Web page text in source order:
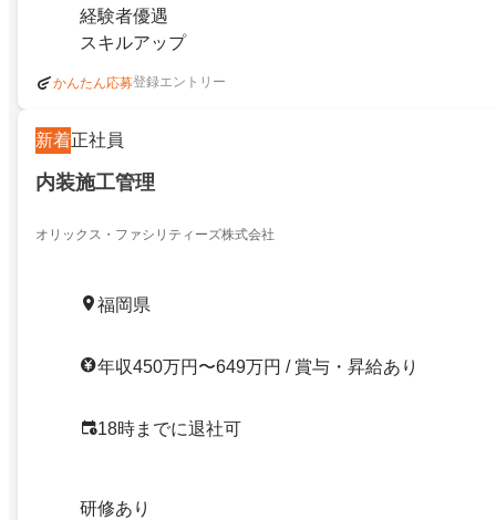
経験者優遇
スキルアップ
かんたん応募登録エントリー
新着正社員
内装施工管理
オリックス・ファシリティーズ株式会社
福岡県
年収450万円〜649万円 / 賞与・昇給あり
18時までに退社可
研修あり